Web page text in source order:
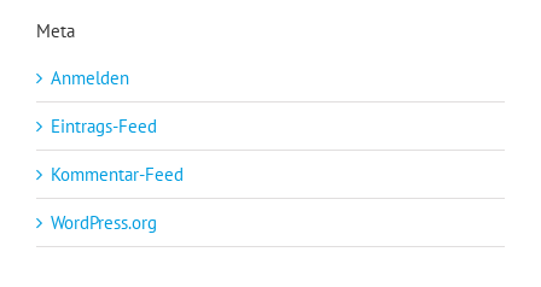
Meta
Anmelden
Eintrags-Feed
Kommentar-Feed
WordPress.org